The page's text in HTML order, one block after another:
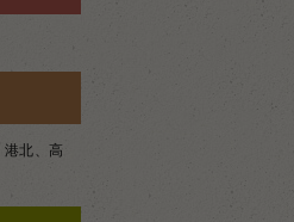
北、高